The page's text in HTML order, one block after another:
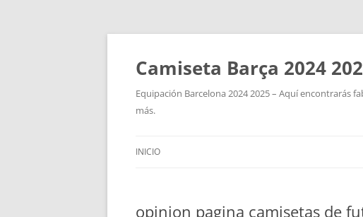
Camiseta Barça 2024
Equipación Barcelona 2024 2025 – Aquí encontrarás
más.
INICIO
opinion pagina camisetas de